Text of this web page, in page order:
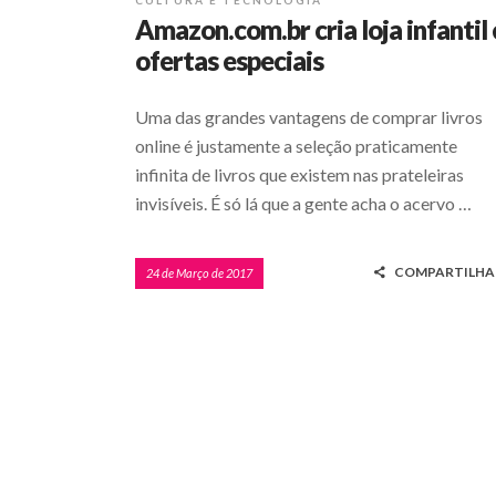
Amazon.com.br cria loja infantil
ofertas especiais
Uma das grandes vantagens de comprar livros
online é justamente a seleção praticamente
infinita­ de livros que existem nas prateleiras
invisíveis. É só lá que a gente acha o acervo …
24 de Março de 2017